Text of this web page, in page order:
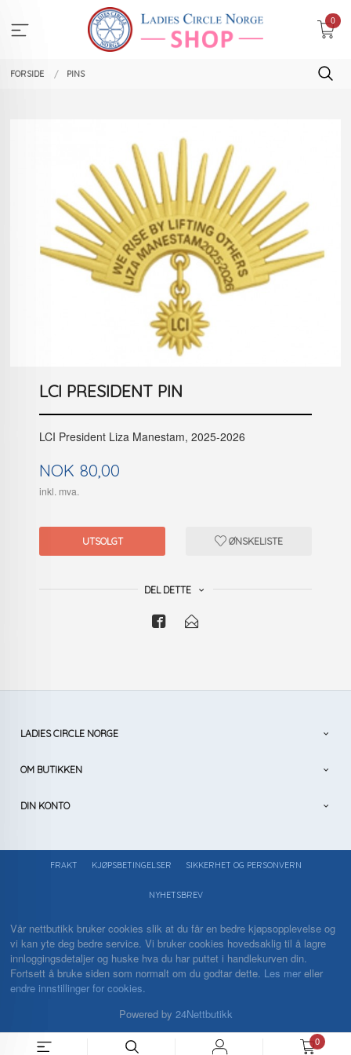
innholdet
0
0
FORSIDE PINS
LCI PRESIDENT PIN
LCI President Liza Manestam, 2025-2026
Pris
NOK 80,00
inkl. mva.
UTSOLGT ØNSKELISTE
DEL DETTE
LADIES CIRCLE NORGE
OM BUTIKKEN
DIN KONTO
FRAKT KJØPSBETINGELSER SIKKERHET OG PERSONVERN
NYHETSBREV
Vår nettbutikk bruker cookies slik at du får en bedre kjøpsopplevelse og
vi kan yte deg bedre service. Vi bruker cookies hovedsaklig til å lagre
innloggingsdetaljer og huske hva du har puttet i handlekurven din.
Fortsett å bruke siden som normalt om du godtar dette. Les mer eller
endre innstillinger for cookies.
Powered by 24Nettbutikk